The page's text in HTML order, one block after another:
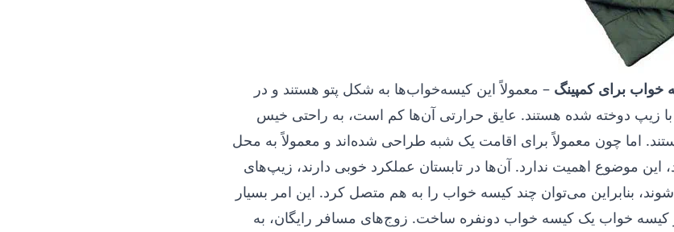
خواب برای کمپینگ – معمولاً این کیسه‌خواب‌ها به شکل پتو هستند و در
زیپ دوخته شده هستند. عایق حرارتی آن‌ها کم است، به راحتی خیس
اما چون معمولاً برای اقامت یک شبه طراحی شده‌اند و معمولاً به محل
این موضوع اهمیت ندارد. آن‌ها در تابستان عملکرد خوبی دارند، زیپ‌های
بنابراین می‌توان چند کیسه خواب را به هم متصل کرد. این امر بسیار
کیسه خواب یک کیسه خواب دونفره ساخت. زوج‌های مسافر رایگان، به